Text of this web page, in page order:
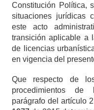
Constitución Política,
situaciones jurídicas
este acto
transición aplicable a
de licencias
en vigencia del
Que respecto de
procedimientos de
parágrafo del artículo